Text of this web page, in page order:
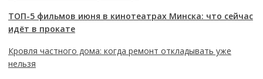
ТОП-5 фильмов июня в кинотеатрах Минска: что сейчас
идёт в прокате
Кровля частного дома: когда ремонт откладывать уже
нельзя